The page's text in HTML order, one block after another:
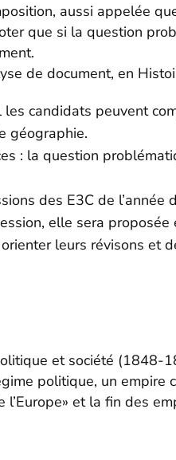
aussi appelée
que si la question
de document, en
candidats peuvent
géographie.
: la question
des E3C de
elle sera proposée
leurs révisons et
et société (1848-
politique, un empire
et la fin des